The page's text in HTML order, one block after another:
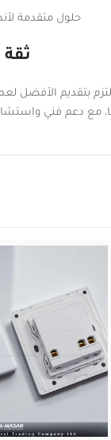
حلول متقدمة
ثقة
بتقديم الأفضل
مع دعم فني